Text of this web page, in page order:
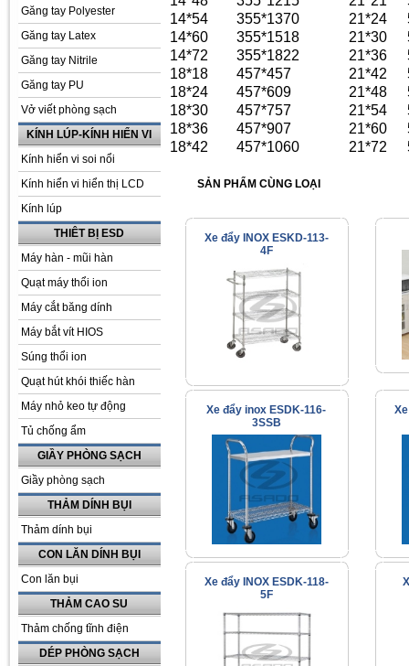
Găng tay Polyester
Găng tay Latex
Găng tay Nitrile
Găng tay PU
Vở viết phòng sạch
KÍNH LÚP-KÍNH HIỂN VI
Kính hiển vi soi nổi
Kính hiển vi hiển thị LCD
Kính lúp
THIÊT BỊ ESD
Máy hàn - mũi hàn
Quạt máy thổi ion
Máy cắt băng dính
Máy bắt vít HIOS
Súng thổi ion
Quạt hút khói thiếc hàn
Máy nhỏ keo tự động
Tủ chống ẩm
GIẦY PHÒNG SẠCH
Giầy phòng sạch
THẢM DÍNH BỤI
Thảm dính bụi
CON LĂN DÍNH BỤI
Con lăn bụi
THẢM CAO SU
Thảm chống tĩnh điện
DÉP PHÒNG SẠCH
14*54
355*1370 21*24
14*60
355*1518 21*30
14*72
355*1822 21*36
18*18
457*457 21*42
18*24
457*609 21*48
18*30
457*757 21*54
18*36
457*907 21*60
18*42
457*1060 21*72
SẢN PHẨM CÙNG LOẠI
Xe đẩy INOX ESKD-113-
4F
Xe đẩy inox ESDK-116-
3SSB
Xe đẩy INOX ESDK-118-
5F